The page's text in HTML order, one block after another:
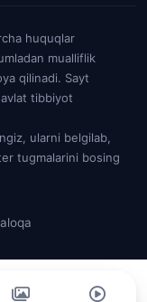
huquqlar
mualliflik
qilinadi. Sayt
tibbiyot
ularni belgilab,
tugmalarini bosing